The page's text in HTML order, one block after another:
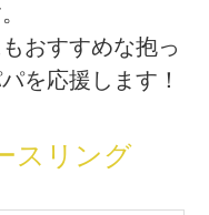
おすすめな抱っ
を応援します！
スリング